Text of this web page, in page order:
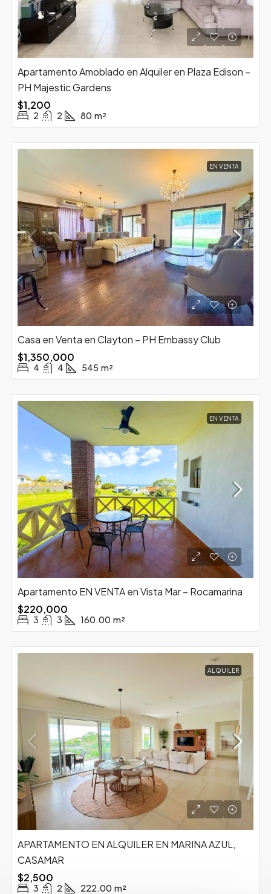
Apartamento Amoblado en Alquiler en Plaza Edison –
PH Majestic Gardens
$1,200
2 2 80 m²
EN VENTA
Casa en Venta en Clayton – PH Embassy Club
$1,350,000
4 4 545 m²
EN VENTA
Apartamento EN VENTA en Vista Mar – Rocamarina
$220,000
3 3 160.00 m²
ALQUILER
APARTAMENTO EN ALQUILER EN MARINA AZUL,
CASAMAR
$2,500
3 2 222.00 m²